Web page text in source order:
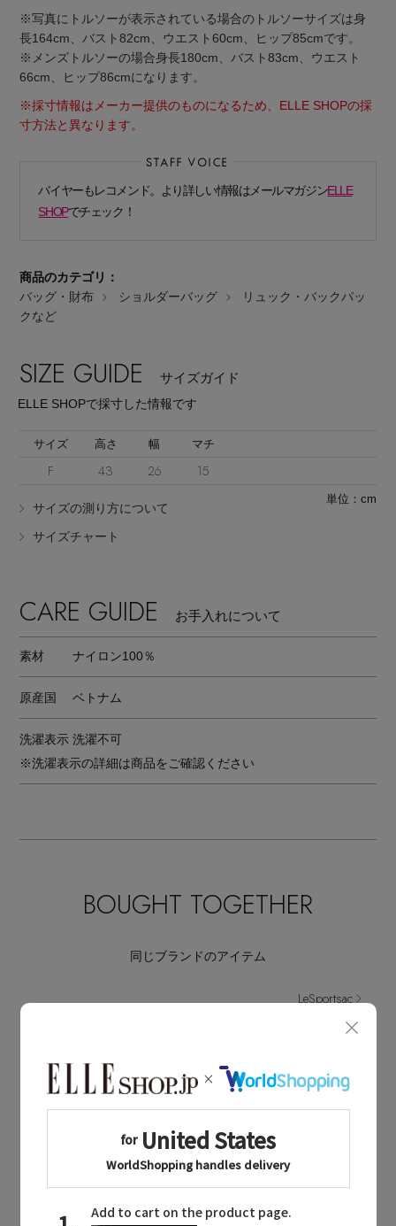
Stay inthe Loop
ELLE SHOP 公式アプリ
※写真にトルソーが表示されている場合のトルソーサイズは身
長164cm、バスト82cm、ウエスト60cm、ヒップ85cmです。
※メンズトルソーの場合身長180cm、バスト83cm、ウエスト
66cm、ヒップ86cmになります。
※採寸情報はメーカー提供のものになるため、ELLE SHOPの採
寸方法と異なります。
バイヤーもレコメンド。より詳しい情報はメールマガジンELLE
SHOPでチェック！
商品のカテゴリ：
バッグ・財布
ショルダーバッグ
リュック・バックパッ
クなど
SIZE GUIDE サイズガイド
ELLE SHOPで採寸した情報です
サイズ 高さ 幅 マチ
F 43 26 15
サイズの測り方について
サイズチャート
単位：cm
CARE GUIDE お手入れについて
素材 ナイロン100％
原産国 ベトナム
洗濯表示 洗濯不可
※洗濯表示の詳細は商品をご確認ください
BOUGHT TOGETHER
同じブランドのアイテム
LeSportsac
LeSportsac NEWS
レスポートサックに関連するニュース